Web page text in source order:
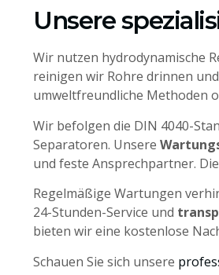
Unsere
Wir nutzen hydrodynamische
reinigen wir Rohre drinnen
umweltfreundliche Methoden
Wir befolgen die DIN 4040-
Separatoren. Unsere
und feste Ansprechpartner.
Regelmäßige Wartungen
24-Stunden-Service und
bieten wir eine kostenlose
Schauen Sie sich unsere